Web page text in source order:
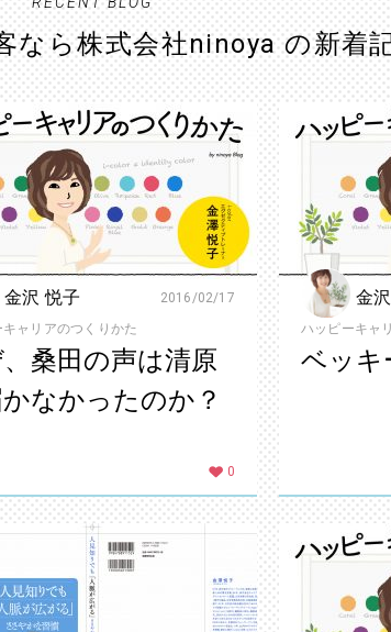
なら株式会社ninoya の新着
金沢 悦子
2016/02/17
ャリアのつくりかた
桑田の声は清原
なかったのか？
0
金
ハッピーキャ
ベッキ